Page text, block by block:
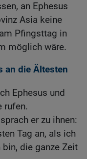
an Ephesus
Asia keine
Pfingsttag in
möglich wäre.
an die Ältesten
Ephesus und
rufen.
er zu ihnen:
Tag an, als ich
die ganze Zeit